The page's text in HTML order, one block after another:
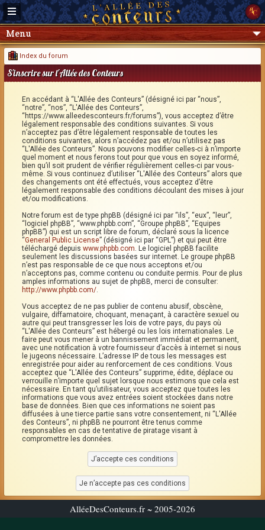
Menu
Index du forum
S'inscrire sur l'Allée des Conteurs
En accédant à “L'Allée des Conteurs” (désigné ici par “nous”,
“notre”, “nos”, “L'Allée des Conteurs”,
“https://www.alleedesconteurs.fr/forums”), vous acceptez d’être
légalement responsable des conditions suivantes. Si vous
n’acceptez pas d’être légalement responsable de toutes les
conditions suivantes, alors n’accédez pas et/ou n’utilisez pas
“L'Allée des Conteurs”. Nous pouvons modifier celles-ci à n’importe
quel moment et nous ferons tout pour que vous en soyez informé,
bien qu’il soit prudent de vérifier régulièrement celles-ci par vous-
même. Si vous continuez d’utiliser “L'Allée des Conteurs” alors que
des changements ont été effectués, vous acceptez d’être
légalement responsable des conditions découlant des mises à jour
et/ou modifications.
Notre forum est de type phpBB (désigné ici par “ils”, “eux”, “leur”,
“logiciel phpBB”, “www.phpbb.com”, “Groupe phpBB”, “Equipes
phpBB”) qui est un script libre de forum, déclaré sous la licence
“General Public License” (désigné ici par “GPL”) et qui peut être
téléchargé depuis www.phpbb.com. Le logiciel phpBB facilite
seulement les discussions basées sur internet. Le groupe phpBB
n’est pas responsable de ce que nous acceptons et/ou
n’acceptons pas, comme contenu ou conduite permis. Pour de plus
amples informations au sujet de phpBB, merci de consulter:
http://www.phpbb.com/.
Vous acceptez de ne pas publier de contenu abusif, obscène,
vulgaire, diffamatoire, choquant, menaçant, à caractère sexuel ou
autre qui peut transgresser les lois de votre pays, du pays où
“L'Allée des Conteurs” est hébergé ou les lois internationales. Le
faire peut vous mener à un bannissement immédiat et permanent,
avec une notification à votre fournisseur d’accès à internet si nous
le jugeons nécessaire. L’adresse IP de tous les messages est
enregistrée pour aider au renforcement de ces conditions. Vous
acceptez que “L'Allée des Conteurs” supprime, édite, déplace ou
verrouille n’importe quel sujet lorsque nous estimons que cela est
nécessaire. En tant qu’utilisateur, vous acceptez que toutes les
informations que vous avez entrées soient stockées dans notre
base de données. Bien que ces informations ne soient pas
diffusées à une tierce partie sans votre consentement, ni “L'Allée
des Conteurs”, ni phpBB ne pourront être tenus comme
responsables en cas de tentative de piratage visant à
compromettre les données.
AlléeDesConteurs.fr ~ 2005-2026